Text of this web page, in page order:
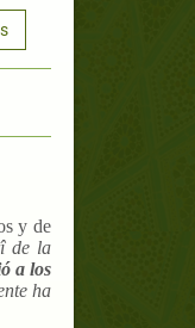
y de
de la
a los
ha